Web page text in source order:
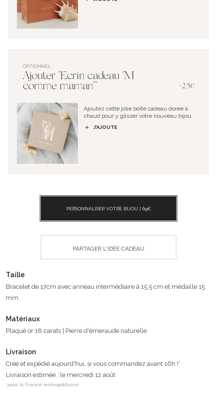
OPTIONNEL
Ajouter "Ecrin cadeau "M
comme maman""
+2.5€
Ajoutez cette jolie boîte cadeau dorée à
chaud pour y glisser votre nouveau bijou.
J’AJOUTE
PERSONNALISER VOTRE BIJOU | 69€
PARTAGER L'IDÉE CADEAU
Taille
Bracelet de 17cm avec anneau intermédiaire à 15.5 cm et médaille 15
mm
Matériaux
Plaqué or 18 carats | Pierre d'émeraude naturelle
Livraison
Créé et expédié aujourd'hui, si vous commandez avant 16h !*
Livraison estimée : le mercredi 12 août
*pour la France métropolitaine